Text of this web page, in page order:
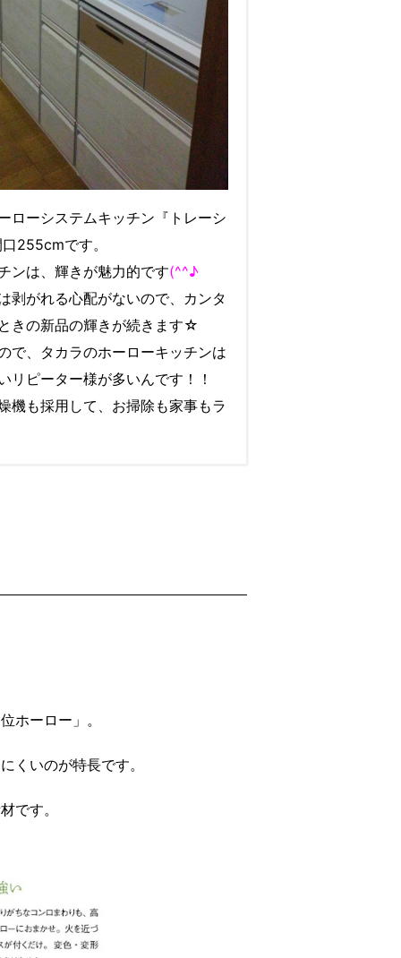
ローシステムキッチン『トレーシ
255cmです。
ンは、輝きが魅力的です(^^♪
剥がれる心配がないので、カンタ
きの新品の輝きが続きます☆
で、タカラのホーローキッチンは
リピーター様が多いんです！！
機も採用して、お掃除も家事もラ
ホーロー」。
くいのが特長です。
です。